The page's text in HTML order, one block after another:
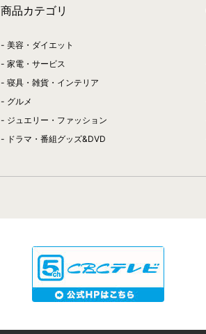
商品カテゴリ
美容・ダイエット
家電・サービス
寝具・雑貨・インテリア
グルメ
ジュエリー・ファッション
ドラマ・番組グッズ&DVD